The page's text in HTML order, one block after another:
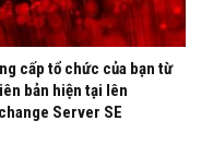
cấp tổ chức của bạn từ
bản hiện tại lên
Server SE